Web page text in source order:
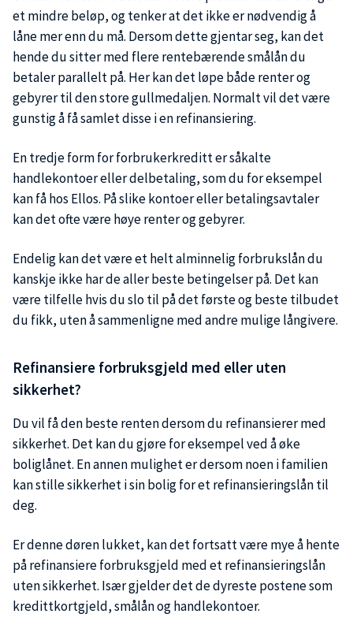
et mindre beløp, og tenker at det ikke er nødvendig å
låne mer enn du må. Dersom dette gjentar seg, kan det
hende du sitter med flere rentebærende smålån du
betaler parallelt på. Her kan det løpe både renter og
gebyrer til den store gullmedaljen. Normalt vil det være
gunstig å få samlet disse i en refinansiering.
En tredje form for forbrukerkreditt er såkalte
handlekontoer eller delbetaling, som du for eksempel
kan få hos Ellos. På slike kontoer eller betalingsavtaler
kan det ofte være høye renter og gebyrer.
Endelig kan det være et helt alminnelig forbrukslån du
kanskje ikke har de aller beste betingelser på. Det kan
være tilfelle hvis du slo til på det første og beste tilbudet
du fikk, uten å sammenligne med andre mulige långivere.
Refinansiere forbruksgjeld med eller uten
sikkerhet?
Du vil få den beste renten dersom du refinansierer med
sikkerhet. Det kan du gjøre for eksempel ved å øke
boliglånet. En annen mulighet er dersom noen i familien
kan stille sikkerhet i sin bolig for et refinansieringslån til
deg.
Er denne døren lukket, kan det fortsatt være mye å hente
på refinansiere forbruksgjeld med et refinansieringslån
uten sikkerhet. Især gjelder det de dyreste postene som
kredittkortgjeld, smålån og handlekontoer.